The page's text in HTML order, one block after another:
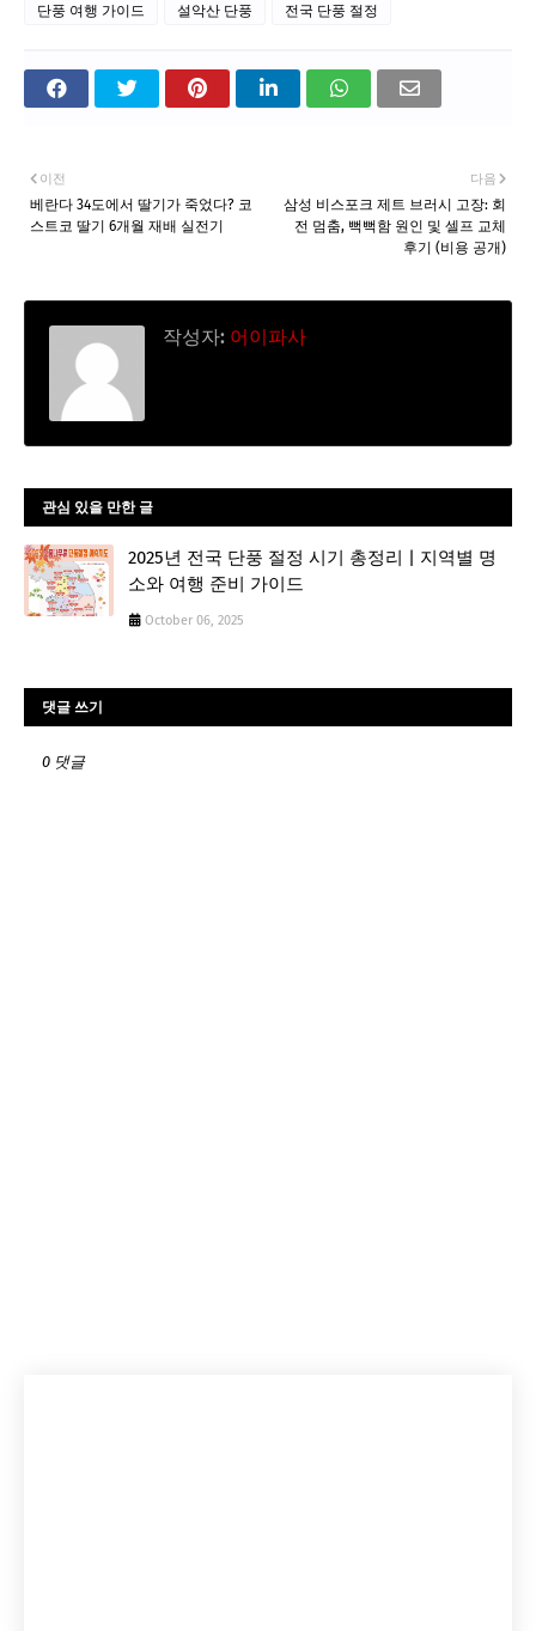
단풍 여행 가이드
설악산 단풍 전국 단풍 절정
다음
삼성 비스포크 제트 브러시 고장: 회
전 멈춤, 뻑뻑함 원인 및 셀프 교체
후기 (비용 공개)
이전
베란다 34도에서 딸기가 죽었다? 코
스트코 딸기 6개월 재배 실전기
작성자: 어이파사
관심 있을 만한 글
2025년 전국 단풍 절정 시기 총정리 | 지역별 명
소와 여행 준비 가이드
October 06, 2025
댓글 쓰기
0 댓글